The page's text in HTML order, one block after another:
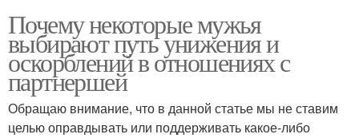
Почему некоторые мужья
выбирают путь унижения и
оскорблений в отношениях с
партнершей
Обращаю внимание, что в данной статье мы не ставим
целью оправдывать или поддерживать какое-либо